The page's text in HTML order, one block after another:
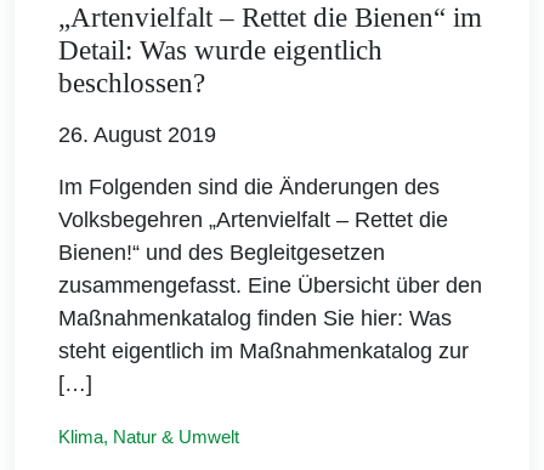
„Artenvielfalt – Rettet die Bienen“ im
Detail: Was wurde eigentlich
beschlossen?
26. August 2019
Im Folgenden sind die Änderungen des
Volksbegehren „Artenvielfalt – Rettet die
Bienen!“ und des Begleitgesetzen
zusammengefasst. Eine Übersicht über den
Maßnahmenkatalog finden Sie hier: Was
steht eigentlich im Maßnahmenkatalog zur
[…]
Klima, Natur & Umwelt